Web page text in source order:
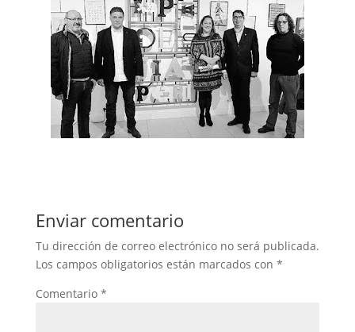
Enviar comentario
Tu dirección de correo electrónico no será publicada.
Los campos obligatorios están marcados con *
Comentario *